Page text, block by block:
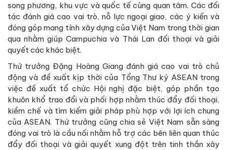
song phương, khu vực và quốc tế cùng quan tâm. Các đối
tác đánh giá cao vai trò, nỗ lực ngoại giao, các ý kiến và
đóng góp mang tính xây dựng của Việt Nam trong thời gian
qua nhằm giúp Campuchia và Thái Lan đối thoại và giải
quyết các khác biệt.
Thứ trưởng Đặng Hoàng Giang đánh giá cao vai trò chủ
động và đề xuất kịp thời của Tổng Thư ký ASEAN trong
việc đề xuất tổ chức Hội nghị đặc biệt, góp phần tạo
khuôn khổ trao đổi và phối hợp nhằm thúc đẩy đối thoại,
kiềm chế và tìm kiếm giải pháp phù hợp với lợi ích chung
của ASEAN. Thứ trưởng cũng chia sẻ Việt Nam sẵn sàng
đóng vai trò là cầu nối nhằm hỗ trợ các bên liên quan thúc
đẩy đối thoại và giải quyết xung đột trên tinh thần xây